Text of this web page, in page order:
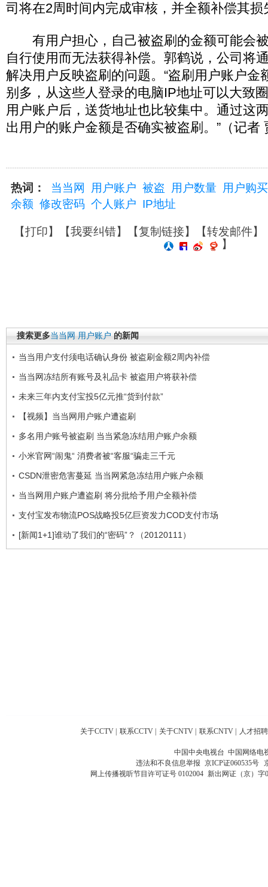
司将在2周时间内完成审核，并全额补偿其损
有用户担心，自己被盗刷的金额可能会
自行使用而无法获得补偿。郭鹤说，公司将
解决用户反映盗刷的问题。“盗刷用户账户金
别多，从这些人登录的电脑IP地址可以大致
用户账户后，送货地址也比较集中。通过这
出用户的账户金额是否确实被盗刷。”（记者
热词： 当当网 用户账户 被盗 用户数量 用户购买
余额 修改密码 个人账户 IP地址
【打印】【我要纠错】【复制链接】【转发邮件】
】
搜索更多当当网 用户账户 的新闻
当当用户支付须电话确认身份 被盗刷金额2周内补偿
当当网冻结所有账号及礼品卡 被盗用户将获补偿
未来三年内支付宝投5亿元推“货到付款”
【视频】当当网用户账户遭盗刷
多名用户账号被盗刷 当当紧急冻结用户账户余额
小米官网“闹鬼“ 消费者被“客服“骗走三千元
CSDN泄密危害蔓延 当当网紧急冻结用户账户余额
当当网用户账户遭盗刷 将分批给予用户全额补偿
支付宝发布物流POS战略投5亿巨资发力COD支付市场
[新闻1+1]谁动了我们的“密码”？（20120111）
关于CCTV 联系CCTV 关于CNTV 联系CNTV 人才招聘
中国中央电视台 中国网络电
违法和不良信息举报 京ICP证060535号
网上传播视听节目许可证号 0102004 新出网证（京）